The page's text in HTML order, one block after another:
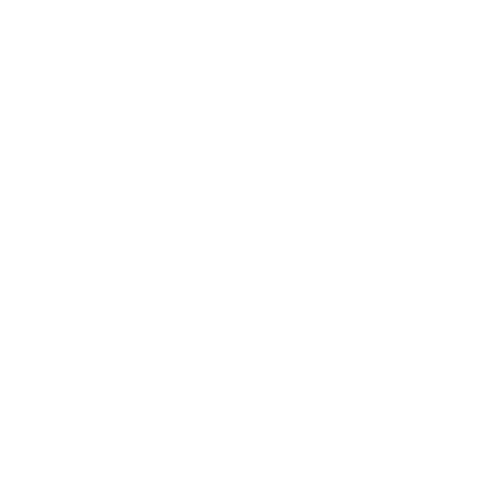
LG 65ua7300psb